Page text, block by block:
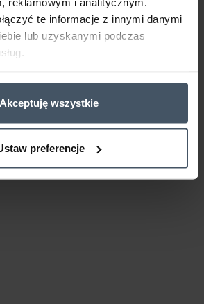
te informacje z innymi danymi
lub uzyskanymi podczas
Akceptuję wszystkie
preferencje